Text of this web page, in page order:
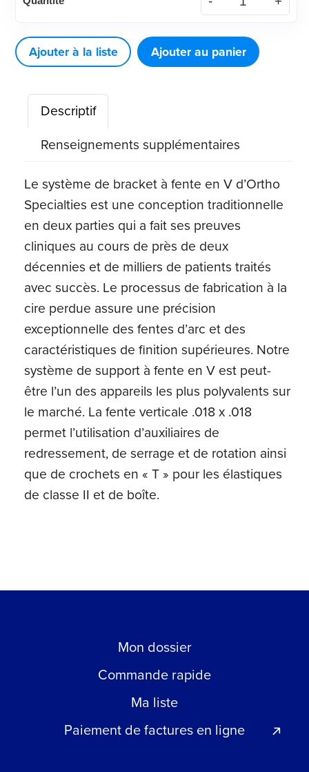
quantité
Roth
.022
Support
fente
Ajouter à la liste Ajouter au panier
Descriptif
Renseignements supplémentaires
Le système de bracket à fente en V d’Ortho
Specialties est une conception traditionnelle
en deux parties qui a fait ses preuves
cliniques au cours de près de deux
décennies et de milliers de patients traités
avec succès. Le processus de fabrication à la
cire perdue assure une précision
exceptionnelle des fentes d’arc et des
caractéristiques de finition supérieures. Notre
système de support à fente en V est peut-
être l’un des appareils les plus polyvalents sur
le marché. La fente verticale .018 x .018
permet l’utilisation d’auxiliaires de
redressement, de serrage et de rotation ainsi
que de crochets en « T » pour les élastiques
de classe II et de boîte.
Mon dossier
Commande rapide
Ma liste
Paiement de factures en ligne